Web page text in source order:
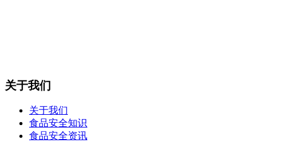
关于我们
关于我们
食品安全知识
食品安全资讯